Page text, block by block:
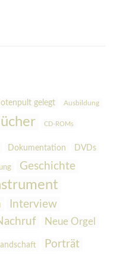
gelegt Ausbildung
CD-ROMs
Dokumentation DVDs
Geschichte
Interview
Neue Orgel
Porträt